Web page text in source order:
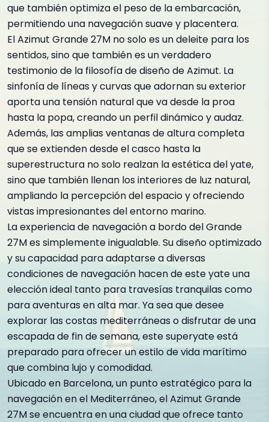
que también optimiza el peso de la embarcación,
permitiendo una navegación suave y placentera.
El Azimut Grande 27M no solo es un deleite para los
sentidos, sino que también es un verdadero
testimonio de la filosofía de diseño de Azimut. La
sinfonía de líneas y curvas que adornan su exterior
aporta una tensión natural que va desde la proa
hasta la popa, creando un perfil dinámico y audaz.
Además, las amplias ventanas de altura completa
que se extienden desde el casco hasta la
superestructura no solo realzan la estética del yate,
sino que también llenan los interiores de luz natural,
ampliando la percepción del espacio y ofreciendo
vistas impresionantes del entorno marino.
La experiencia de navegación a bordo del Grande
27M es simplemente inigualable. Su diseño optimizado
y su capacidad para adaptarse a diversas
condiciones de navegación hacen de este yate una
elección ideal tanto para travesías tranquilas como
para aventuras en alta mar. Ya sea que desee
explorar las costas mediterráneas o disfrutar de una
escapada de fin de semana, este superyate está
preparado para ofrecer un estilo de vida marítimo
que combina lujo y comodidad.
Ubicado en Barcelona, un punto estratégico para la
navegación en el Mediterráneo, el Azimut Grande
27M se encuentra en una ciudad que ofrece tanto